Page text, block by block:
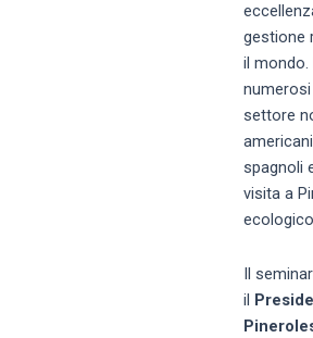
gestione
il mondo.
settore
spagnoli
visita a
Il
il